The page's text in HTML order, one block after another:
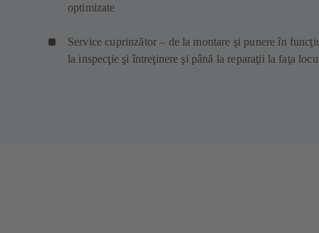
optimizate
Service cuprinzător – de la montare şi punere în
la inspecţie şi întreţinere şi până la reparaţii la faţa